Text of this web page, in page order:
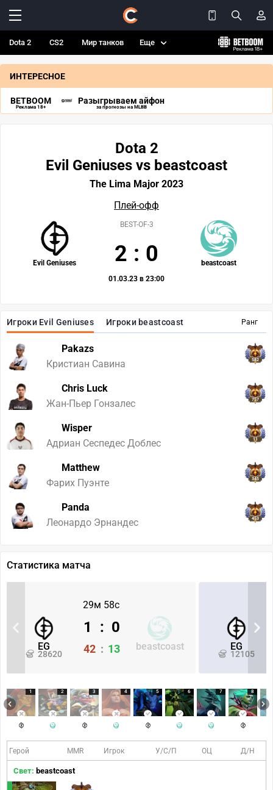
Dota 2 CS2 Мир танков Еще
ИНТЕРЕСНОЕ
BETBOOM
Реклама 18+
Разыгрываем айфон
за прогнозы на MLBB
Ранг
Игроки Evil Geniuses Игроки beastcoast
Pakazs
Кристиан Савина
582
Chris Luck
Жан-Пьер Гонзалес
757
Wisper
Адриан Сеспедес Доблес
11
Matthew
Фарих Пуэнте
345
Panda
Леонардо Эрнандес
453
Dota 2
Evil Geniuses vs beastcoast
The Lima Major 2023
Плей-офф
Evil Geniuses beastcoast
BEST-OF-3
2 : 0
01.03.23 в 23:00
Статистика матча
29м 58с
EG
28620
beastcoast
1 : 0
42 : 13 EG
12105
1 2 3 4 5 6 7 8
Герой MMR Игрок У/С/П ОЦ Д/Н
Свет: beastcoast